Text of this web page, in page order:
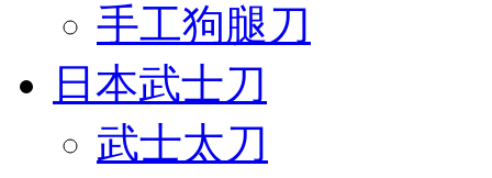
手工狗腿刀
日本武士刀
武士太刀